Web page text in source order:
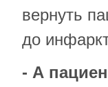
вернуть
до
- А